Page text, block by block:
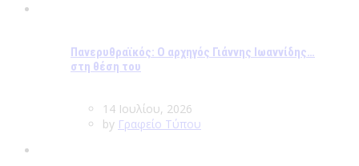
Πανερυθραϊκός: Ο αρχηγός Γιάννης Ιωαννίδης…
στη θέση του
14 Ιουλίου, 2026
by Γραφείο Τύπου